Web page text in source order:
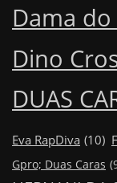
Dama
Dino
DUAS
Eva RapDiva (10)
Gpro; Duas Caras